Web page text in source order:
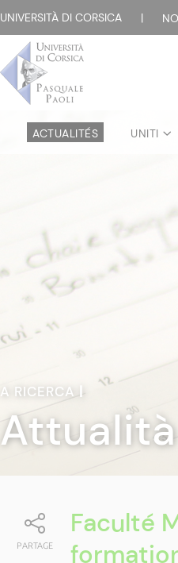
UNIVERSITÀ DI CORSICA |
ACTUALITÉS UNITI
A RICERCA|
Attualità
PARTAGE
Faculté